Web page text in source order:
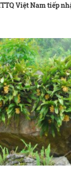
Việt Nam tiếp